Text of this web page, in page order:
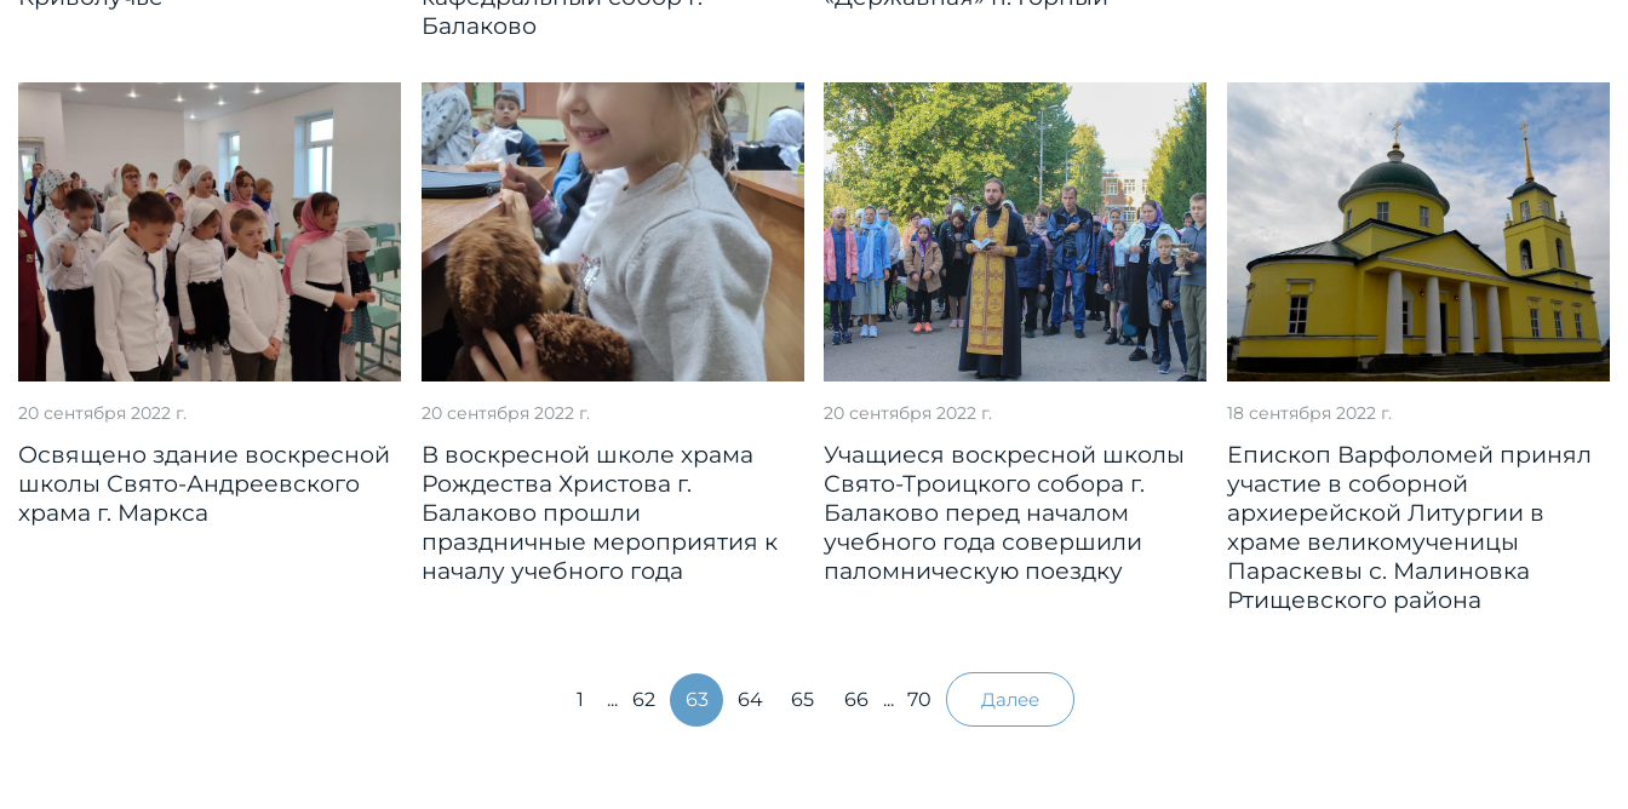
Балаково
20 сентября 2022 г.
Освящено здание воскресной
школы Свято-Андреевского
храма г. Маркса
20 сентября 2022 г.
В воскресной школе храма
Рождества Христова г.
Балаково прошли
праздничные мероприятия к
началу учебного года
20 сентября 2022 г.
Учащиеся воскресной школы
Свято-Троицкого собора г.
Балаково перед началом
учебного года совершили
паломническую поездку
18 сентября 2022 г.
Епископ Варфоломей принял
участие в соборной
архиерейской Литургии в
храме великомученицы
Параскевы с. Малиновка
Ртищевского района
1 ... 62 63 64 65 66 ... 70 Далее